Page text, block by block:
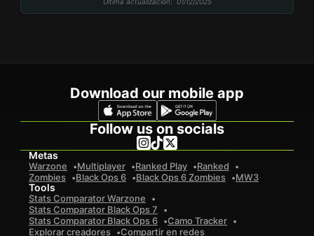
Download our mobile app
Follow us on socials
Metas
Warzone Multiplayer Ranked Play
Ranked
Zombies
Black Ops 6 Black Ops 6 Zombies MW3
Tools
Stats Comparator Warzone
Stats Comparator Black Ops 7
Stats Comparator Black Ops 6
Camo Tracker
Explorar creadores
Compartir en redes